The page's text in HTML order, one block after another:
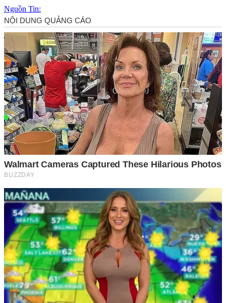
Nguồn Tin: